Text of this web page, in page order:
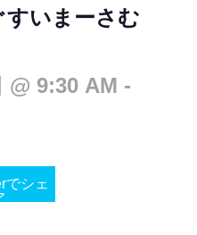
いまーさむ
@ 9:30 AM -